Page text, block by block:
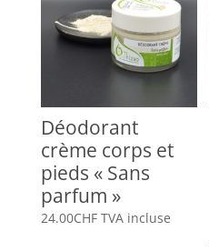
Déodorant
crème corps et
pieds « Sans
parfum »
24.00CHF TVA incluse